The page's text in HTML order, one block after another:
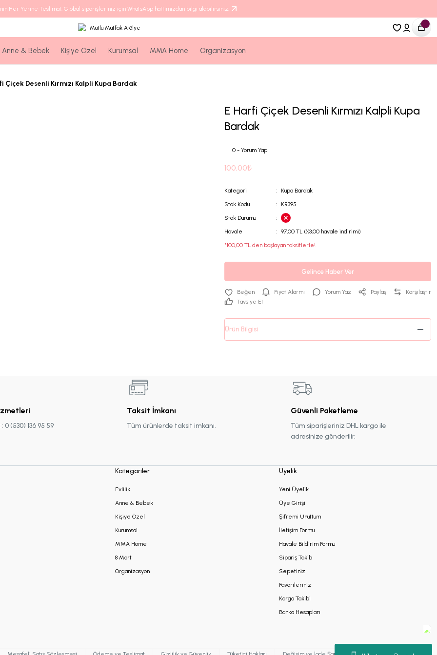
Her Yerine Teslimat. Global siparişleriniz için WhatsApp hattımızdan bilgi alabilirsiniz.
Anne & Bebek Kişiye Özel Kurumsal MMA Home Organizasyon
Çiçek Desenli Kırmızı Kalpli Kupa Bardak
E Harfi Çiçek Desenli Kırmızı Kalpli Kupa
Bardak
0 - Yorum Yap
100,00₺
Kategori
Kupa Bardak
Stok Kodu
KR395
Stok Durumu
Havale
97,00 TL (%3,00 havale indirimi)
*100,00 TL den başlayan taksitlerle!
Gelince Haber Ver
Fiyat Alarmı Yorum Yaz Paylaş
Karşılaştır
Tavsiye Et
Ürün Bilgisi
0 (530) 136 95 59
Taksit İmkanı
Tüm ürünlerde taksit imkanı.
Güvenli Paketleme
Tüm siparişleriniz DHL kargo ile
adresinize gönderilir.
Kategoriler
Evlilik
Anne & Bebek
Kişiye Özel
Kurumsal
MMA Home
8 Mart
Organizasyon
Üyelik
Yeni Üyelik
Üye Girişi
Şifremi Unuttum
İletişim Formu
Havale Bildirim Formu
Sipariş Takib
Sepetiniz
Favorileriniz
Kargo Takibi
Banka Hesapları